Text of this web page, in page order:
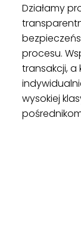
Działamy
procesu.
transakcji, a
wysokiej